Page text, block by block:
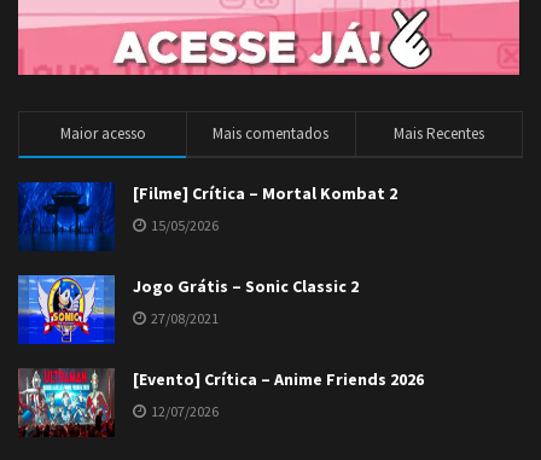
Maior acesso Mais comentados Mais Recentes
[Filme] Crítica – Mortal Kombat 2
15/05/2026
Jogo Grátis – Sonic Classic 2
27/08/2021
[Evento] Crítica – Anime Friends 2026
12/07/2026